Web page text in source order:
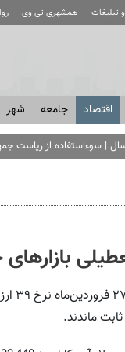
تبلیغات همشهری تی وی
اقتصاد جامعه شهر
| سوءاستفاده از ریاست
ماندند.